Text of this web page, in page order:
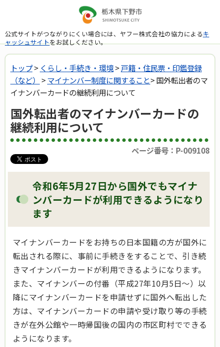
公式サイトがつながりにくい場合には、ヤフー株式会社の協力によるキ
ャッシュサイトをお試しください。
トップ> くらし・手続き・環境>戸籍・住民票・印鑑登録
（など）
>マイナンバー制度に関すること> 国外転出者のマ
イナンバーカードの継続利用について
国外転出者のマイナンバーカードの
継続利用について
ページ番号：P-009108
令和6年5月27日から国外でもマイナ
ンバーカードが利用できるようになり
ます
マイナンバーカードをお持ちの日本国籍の方が国外に
転出される際に、事前に手続きをすることで、引き続
きマイナンバーカードが利用できるようになります。
また、マイナンバーの付番（平成27年10月5日～）以
降にマイナンバーカードを申請せずに国外へ転出した
方は、マイナンバーカードの申請や受け取り等の手続
きが在外公館や一時帰国後の国内の市区町村でできる
ようになります。